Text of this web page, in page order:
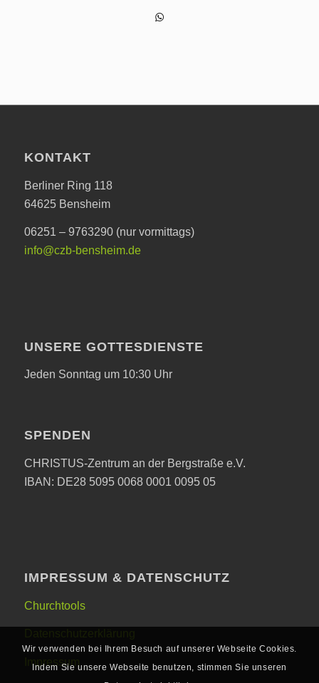
KONTAKT
Berliner Ring 118
64625 Bensheim
06251 – 9763290 (nur vormittags)
info@czb-bensheim.de
UNSERE GOTTESDIENSTE
Jeden Sonntag um 10:30 Uhr
SPENDEN
CHRISTUS-Zentrum an der Bergstraße e.V.
IBAN: DE28 5095 0068 0001 0095 05
IMPRESSUM & DATENSCHUTZ
Churchtools
Impressum
Wir verwenden bei Ihrem Besuch auf unserer Webseite Cookies.
Indem Sie unsere Webseite benutzen, stimmen Sie unseren